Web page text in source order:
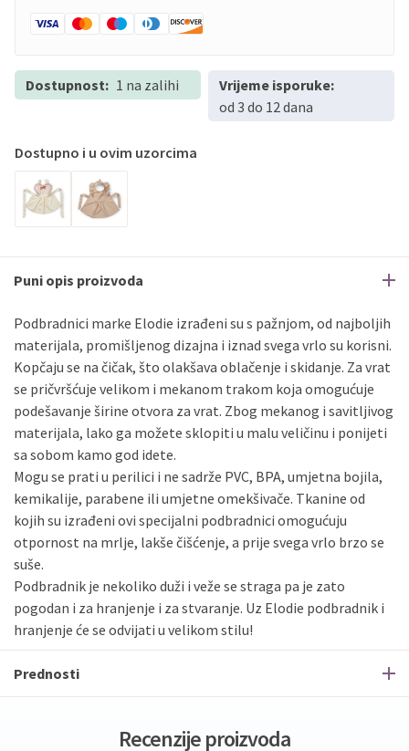
Dostupnost: 1 na zalihi
Vrijeme isporuke:
od 3 do 12 dana
Dostupno i u ovim uzorcima
Puni opis proizvoda
Podbradnici marke Elodie izrađeni su s pažnjom, od najboljih
materijala, promišljenog dizajna i iznad svega vrlo su korisni.
Kopčaju se na čičak, što olakšava oblačenje i skidanje. Za vrat
se pričvršćuje velikom i mekanom trakom koja omogućuje
podešavanje širine otvora za vrat. Zbog mekanog i savitljivog
materijala, lako ga možete sklopiti u malu veličinu i ponijeti
sa sobom kamo god idete.
Mogu se prati u perilici i ne sadrže PVC, BPA, umjetna bojila,
kemikalije, parabene ili umjetne omekšivače. Tkanine od
kojih su izrađeni ovi specijalni podbradnici omogućuju
otpornost na mrlje, lakše čišćenje, a prije svega vrlo brzo se
suše.
Podbradnik je nekoliko duži i veže se straga pa je zato
pogodan i za hranjenje i za stvaranje. Uz Elodie podbradnik i
hranjenje će se odvijati u velikom stilu!
Prednosti
Recenzije proizvoda